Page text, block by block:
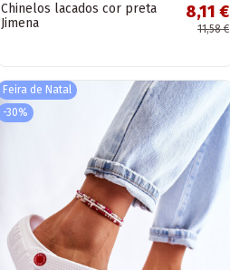
Chinelos lacados cor preta
Jimena
8,11 €
11,58 €
Feira de Natal
-30%